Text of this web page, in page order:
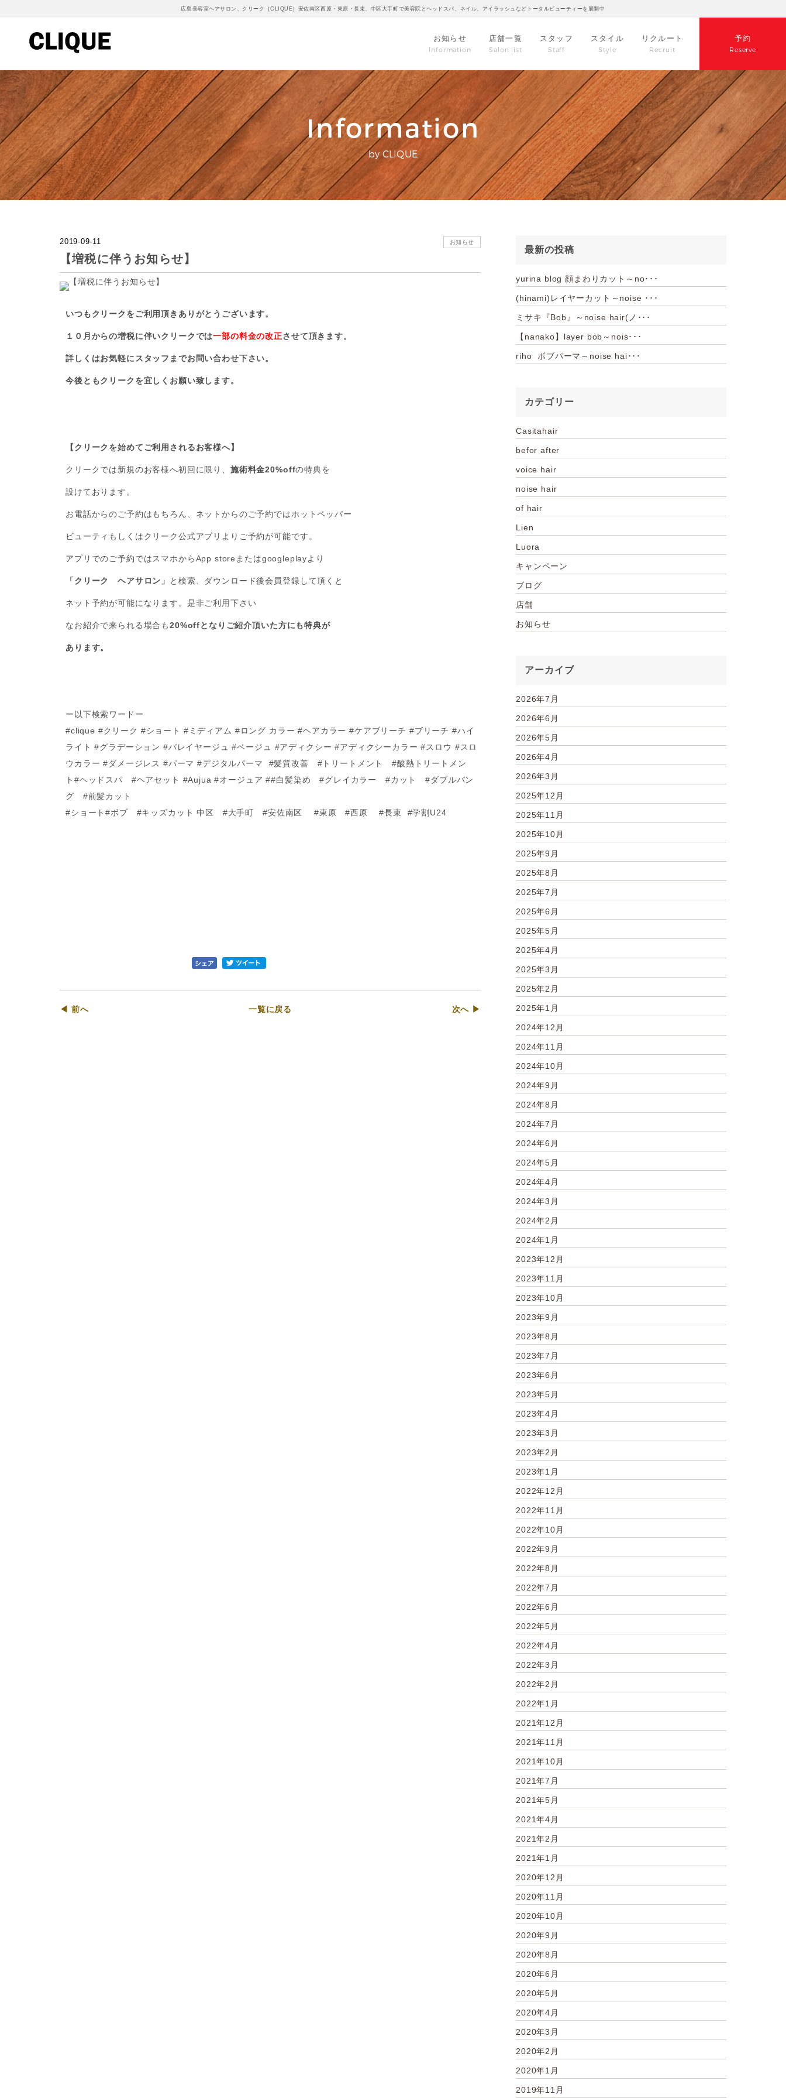
広島美容室ヘアサロン、クリーク［CLIQUE］安佐南区西原・東原・長束、中区大手町で美容院とヘッドスパ、ネイル、アイラッシュなどトータルビューティーを展開中
お知らせ
Information
店舗一覧
Salon list
スタッフ
Staff
スタイル
Style
リクルート
Recruit
予約
Reserve
Information
by CLIQUE
2019-09-11 お知らせ
【増税に伴うお知らせ】
いつもクリークをご利用頂きありがとうございます。
１０月からの増税に伴いクリークでは一部の料金の改正させて頂きます。
詳しくはお気軽にスタッフまでお問い合わせ下さい。
今後ともクリークを宜しくお願い致します。
【クリークを始めてご利用されるお客様へ】
クリークでは新規のお客様へ初回に限り、 施術料金20%offの特典を
設けております。
お電話からのご予約はもちろん、ネットからのご予約ではホットペッパー
ビューティもしくはクリーク公式アプリよりご予約が可能です。
アプリでのご予約ではスマホからApp storeまたはgoogleplayより
「クリーク ヘアサロン」 と検索、ダウンロード後会員登録して頂くと
ネット予約が可能になります。是非ご利用下さい
なお紹介で来られる場合も20%offとなりご紹介頂いた方にも特典が
あります。
ー以下検索ワードー
#clique #クリーク #ショート #ミディアム #ロング カラー #ヘアカラー #ケアブリーチ #ブリーチ #ハイ
ライト #グラデーション #バレイヤージュ #ベージュ #アディクシー #アディクシーカラー #スロウ #スロ
ウカラー #ダメージレス #パーマ #デジタルパーマ #髪質改善 #トリートメント #酸熱トリートメン
ト#ヘッドスパ #ヘアセット #Aujua #オージュア ##白髪染め #グレイカラー #カット #ダブルバン
グ #前髪カット
#ショート#ボブ #キッズカット 中区 #大手町 #安佐南区 #東原 #西原 #長束 #学割U24
◀ 前へ 一覧に戻る 次へ ▶
最新の投稿
yurina blog 顔まわりカット～no･･･
(hinami)レイヤーカット～noise ･･･
ミサキ『Bob』～noise hair(ノ･･･
【nanako】layer bob～nois･･･
riho ボブパーマ～noise hai･･･
カテゴリー
Casitahair
befor after
voice hair
noise hair
of hair
Lien
Luora
キャンペーン
ブログ
店舗
お知らせ
アーカイブ
2026年7月
2026年6月
2026年5月
2026年4月
2026年3月
2025年12月
2025年11月
2025年10月
2025年9月
2025年8月
2025年7月
2025年6月
2025年5月
2025年4月
2025年3月
2025年2月
2025年1月
2024年12月
2024年11月
2024年10月
2024年9月
2024年8月
2024年7月
2024年6月
2024年5月
2024年4月
2024年3月
2024年2月
2024年1月
2023年12月
2023年11月
2023年10月
2023年9月
2023年8月
2023年7月
2023年6月
2023年5月
2023年4月
2023年3月
2023年2月
2023年1月
2022年12月
2022年11月
2022年10月
2022年9月
2022年8月
2022年7月
2022年6月
2022年5月
2022年4月
2022年3月
2022年2月
2022年1月
2021年12月
2021年11月
2021年10月
2021年7月
2021年5月
2021年4月
2021年2月
2021年1月
2020年12月
2020年11月
2020年10月
2020年9月
2020年8月
2020年6月
2020年5月
2020年4月
2020年3月
2020年2月
2020年1月
2019年11月